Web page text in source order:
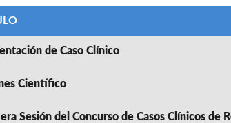
de Caso Clínico
Científico
Sesión del Concurso de Casos Clínicos de